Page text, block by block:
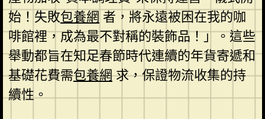
始！失敗包養網 者，將永遠被困在我的咖
啡館裡，成為最不對稱的裝飾品！」。這些
舉動都旨在知足春節時代連續的年貨寄遞和
基礎花費需包養網求，保證物流收集的持
續性。